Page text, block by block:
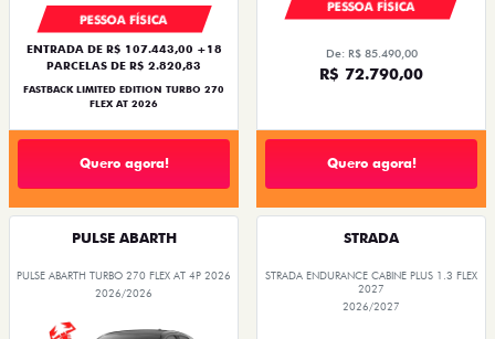
PESSOA FÍSICA
ENTRADA DE R$ 107.443,00 +18
PARCELAS DE R$ 2.820,83
FASTBACK LIMITED EDITION TURBO 270
FLEX AT 2026
Quero agora!
PESSOA FÍSICA
De: R$ 85.490,00
R$ 72.790,00
Quero agora!
PULSE ABARTH
PULSE ABARTH TURBO 270 FLEX AT 4P 2026
2026/2026
STRADA
STRADA ENDURANCE CABINE PLUS 1.3 FLEX
2027
2026/2027